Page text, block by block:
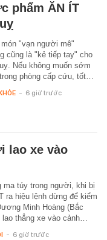
phẩm ĂN ÍT
món "vạn người mê"
cũng là "kẻ tiếp tay" cho
Nếu không muốn sớm
phòng cấp cứu, tốt…
- 6 giờ trước
lao xe vào
ma túy trong người, khi bị
ra hiệu lệnh dừng để kiểm
Minh Hoàng (Bắc
lao thẳng xe vào cảnh…
- 6 giờ trước